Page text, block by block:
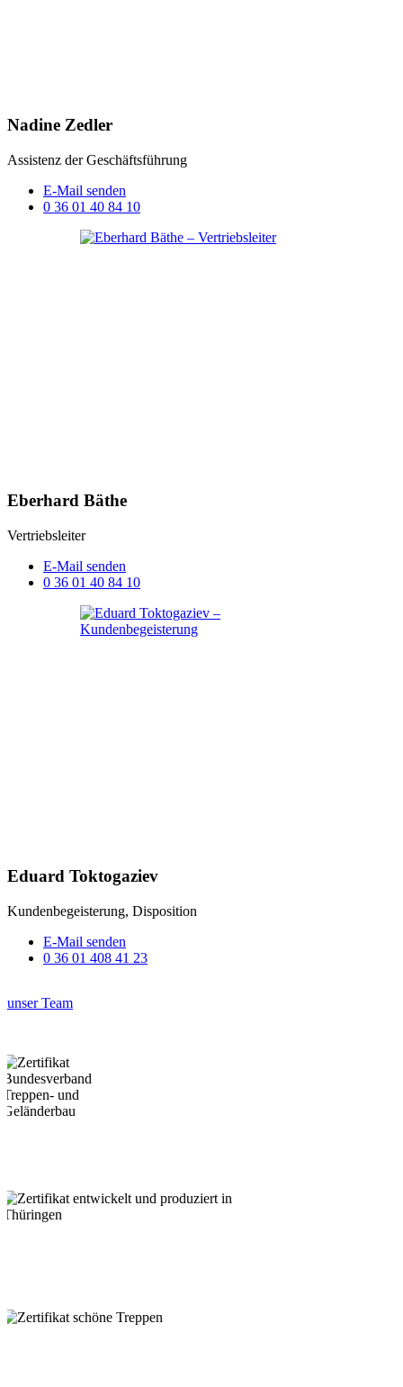
Nadine Zedler
Assistenz der Geschäftsführung
E-Mail senden
0 36 01 40 84 10
Eberhard Bäthe
Vertriebsleiter
E-Mail senden
0 36 01 40 84 10
Eduard Toktogaziev
Kundenbegeisterung, Disposition
E-Mail senden
0 36 01 408 41 23
unser Team